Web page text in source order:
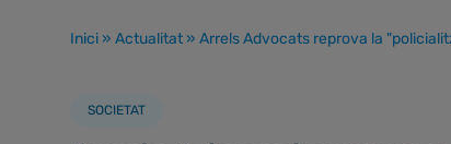
Inici » Actualitat » Arrels Advocats reprova la
SOCIETAT